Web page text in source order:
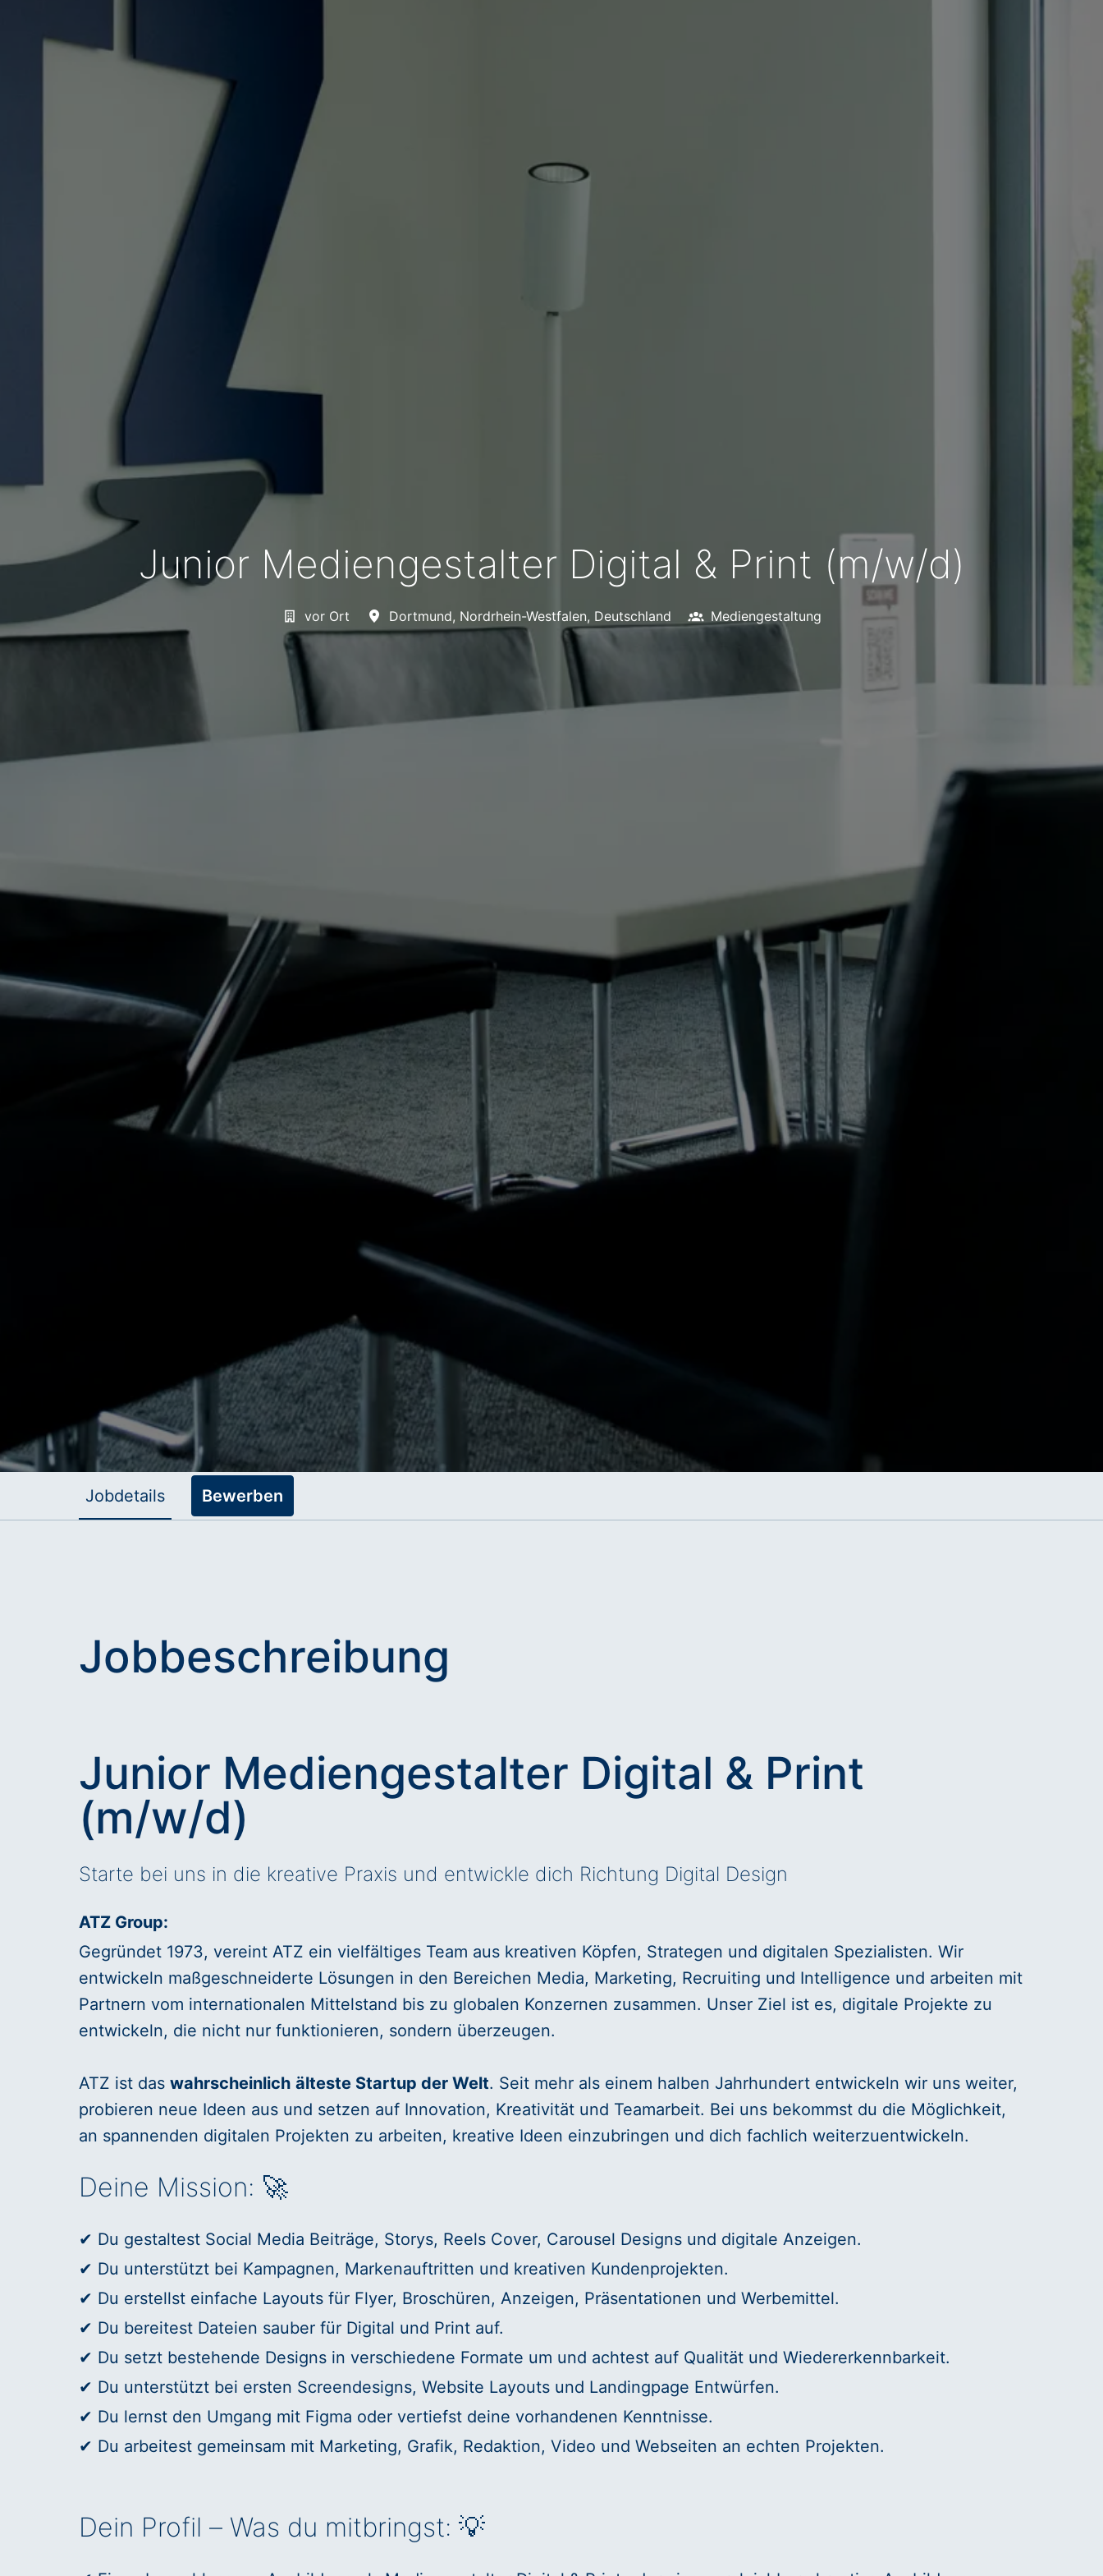
Junior Mediengestalter Digital & Print (m/w/d)
vor Ort Dortmund, Nordrhein-Westfalen, Deutschland Mediengestaltung
Jobdetails Bewerben
Jobbeschreibung
Junior Mediengestalter Digital & Print
(m/w/d)
Starte bei uns in die kreative Praxis und entwickle dich Richtung Digital Design
ATZ Group:
Gegründet 1973, vereint ATZ ein vielfältiges Team aus kreativen Köpfen, Strategen und digitalen Spezialisten. Wir
entwickeln maßgeschneiderte Lösungen in den Bereichen Media, Marketing, Recruiting und Intelligence und arbeiten mit
Partnern vom internationalen Mittelstand bis zu globalen Konzernen zusammen. Unser Ziel ist es, digitale Projekte zu
entwickeln, die nicht nur funktionieren, sondern überzeugen.
ATZ ist das wahrscheinlich älteste Startup der Welt. Seit mehr als einem halben Jahrhundert entwickeln wir uns weiter,
probieren neue Ideen aus und setzen auf Innovation, Kreativität und Teamarbeit. Bei uns bekommst du die Möglichkeit,
an spannenden digitalen Projekten zu arbeiten, kreative Ideen einzubringen und dich fachlich weiterzuentwickeln.
Deine Mission: 🚀
✔ Du gestaltest Social Media Beiträge, Storys, Reels Cover, Carousel Designs und digitale Anzeigen.
✔ Du unterstützt bei Kampagnen, Markenauftritten und kreativen Kundenprojekten.
✔ Du erstellst einfache Layouts für Flyer, Broschüren, Anzeigen, Präsentationen und Werbemittel.
✔ Du bereitest Dateien sauber für Digital und Print auf.
✔ Du setzt bestehende Designs in verschiedene Formate um und achtest auf Qualität und Wiedererkennbarkeit.
✔ Du unterstützt bei ersten Screendesigns, Website Layouts und Landingpage Entwürfen.
✔ Du lernst den Umgang mit Figma oder vertiefst deine vorhandenen Kenntnisse.
✔ Du arbeitest gemeinsam mit Marketing, Grafik, Redaktion, Video und Webseiten an echten Projekten.
Dein Profil – Was du mitbringst: 💡